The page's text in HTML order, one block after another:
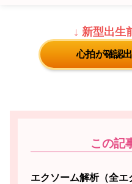
↓ 新型出生
心拍が確認
この記
エクソーム解析（全